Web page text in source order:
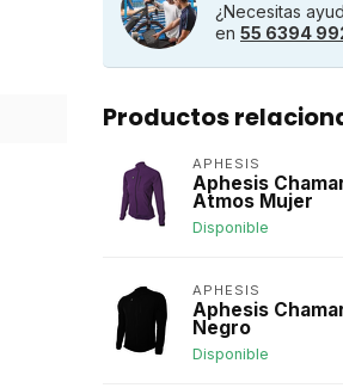
¿Necesitas
en 55 6394
Productos
APHESIS
Aphesis
Atmos Mujer
Disponible
APHESIS
Aphesis
Negro
Disponible